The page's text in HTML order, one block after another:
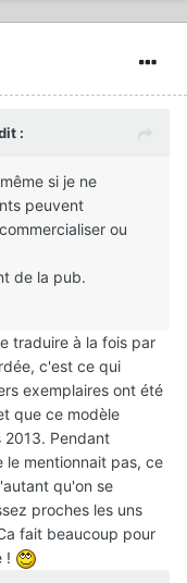
:
si je ne
peuvent
ou
de la pub.
traduire à la fois par
c'est ce qui
exemplaires ont été
que ce modèle
2013. Pendant
le mentionnait pas, ce
qu'on se
proches les uns
fait beaucoup pour
!